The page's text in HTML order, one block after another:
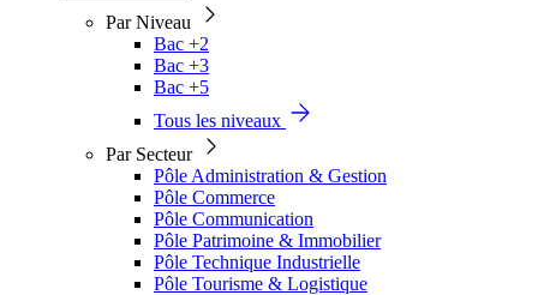
Par Niveau
Bac +2
Bac +3
Bac +5
Tous les niveaux
Par Secteur
Pôle Administration & Gestion
Pôle Commerce
Pôle Communication
Pôle Patrimoine & Immobilier
Pôle Technique Industrielle
Pôle Tourisme & Logistique